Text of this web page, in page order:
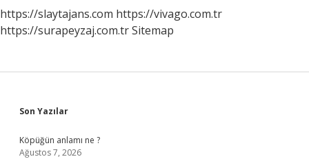
https://slaytajans.com https://vivago.com.tr
https://surapeyzaj.com.trSitemap
Sidebar
Son Yazılar
Köpüğün anlamı ne ?
Ağustos 7, 2026